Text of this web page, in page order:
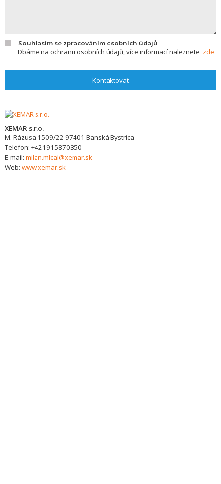
Souhlasím se zpracováním osobních údajů
Dbáme na ochranu osobních údajů, více informací naleznete zde
Kontaktovat
XEMAR s.r.o.
M. Rázusa 1509/22 97401 Banská Bystrica
Telefon: +421915870350
E-mail: milan.mlcal@xemar.sk
Web: www.xemar.sk